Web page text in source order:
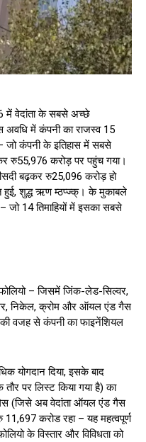
में वेदांता के सबसे अच्छे
में कंपनी का राजस्व 15
जो कंपनी के इतिहास में सबसे
रु55,976 करोड़ पर पहुंच गया।
बढ़कर रु25,096 करोड़ हो
हुई, शुद्ध ऋण म्ठप्ज्क्। के मुकाबले
जो 14 तिमाहियों में इसका सबसे
– जिसमें जिंक-लेड-सिल्वर,
निकेल, क्रोम और ऑयल एंड गैस
वजह से कंपनी का फाइनेंशियल
योगदान दिया, इसके बाद
पर लिस्ट किया गया है) का
(जिसे अब वेदांता ऑयल एंड गैस
11,697 करोड रहा – यह महत्वपूर्ण
के विस्तार और विविधता को